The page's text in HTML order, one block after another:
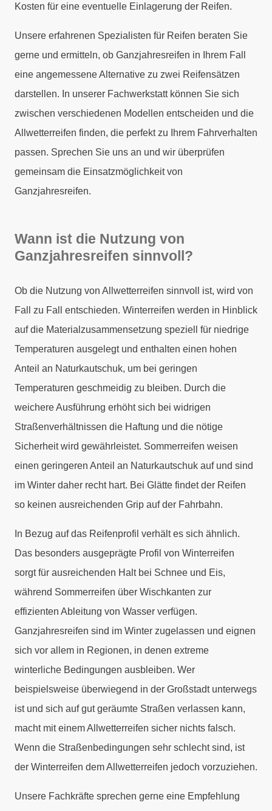
Kosten für eine eventuelle Einlagerung der Reifen.
Unsere erfahrenen Spezialisten für Reifen beraten Sie
gerne und ermitteln, ob Ganzjahresreifen in Ihrem Fall
eine angemessene Alternative zu zwei Reifensätzen
darstellen. In unserer Fachwerkstatt können Sie sich
zwischen verschiedenen Modellen entscheiden und die
Allwetterreifen finden, die perfekt zu Ihrem Fahrverhalten
passen. Sprechen Sie uns an und wir überprüfen
gemeinsam die Einsatzmöglichkeit von
Ganzjahresreifen.
Wann ist die Nutzung von
Ganzjahresreifen sinnvoll?
Ob die Nutzung von Allwetterreifen sinnvoll ist, wird von
Fall zu Fall entschieden. Winterreifen werden in Hinblick
auf die Materialzusammensetzung speziell für niedrige
Temperaturen ausgelegt und enthalten einen hohen
Anteil an Naturkautschuk, um bei geringen
Temperaturen geschmeidig zu bleiben. Durch die
weichere Ausführung erhöht sich bei widrigen
Straßenverhältnissen die Haftung und die nötige
Sicherheit wird gewährleistet. Sommerreifen weisen
einen geringeren Anteil an Naturkautschuk auf und sind
im Winter daher recht hart. Bei Glätte findet der Reifen
so keinen ausreichenden Grip auf der Fahrbahn.
In Bezug auf das Reifenprofil verhält es sich ähnlich.
Das besonders ausgeprägte Profil von Winterreifen
sorgt für ausreichenden Halt bei Schnee und Eis,
während Sommerreifen über Wischkanten zur
effizienten Ableitung von Wasser verfügen.
Ganzjahresreifen sind im Winter zugelassen und eignen
sich vor allem in Regionen, in denen extreme
winterliche Bedingungen ausbleiben. Wer
beispielsweise überwiegend in der Großstadt unterwegs
ist und sich auf gut geräumte Straßen verlassen kann,
macht mit einem Allwetterreifen sicher nichts falsch.
Wenn die Straßenbedingungen sehr schlecht sind, ist
der Winterreifen dem Allwetterreifen jedoch vorzuziehen.
Unsere Fachkräfte sprechen gerne eine Empfehlung